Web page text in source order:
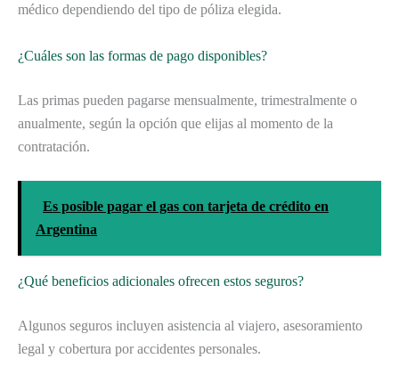
médico dependiendo del tipo de póliza elegida.
¿Cuáles son las formas de pago disponibles?
Las primas pueden pagarse mensualmente, trimestralmente o
anualmente, según la opción que elijas al momento de la
contratación.
Es posible pagar el gas con tarjeta de crédito en
Argentina
¿Qué beneficios adicionales ofrecen estos seguros?
Algunos seguros incluyen asistencia al viajero, asesoramiento
legal y cobertura por accidentes personales.